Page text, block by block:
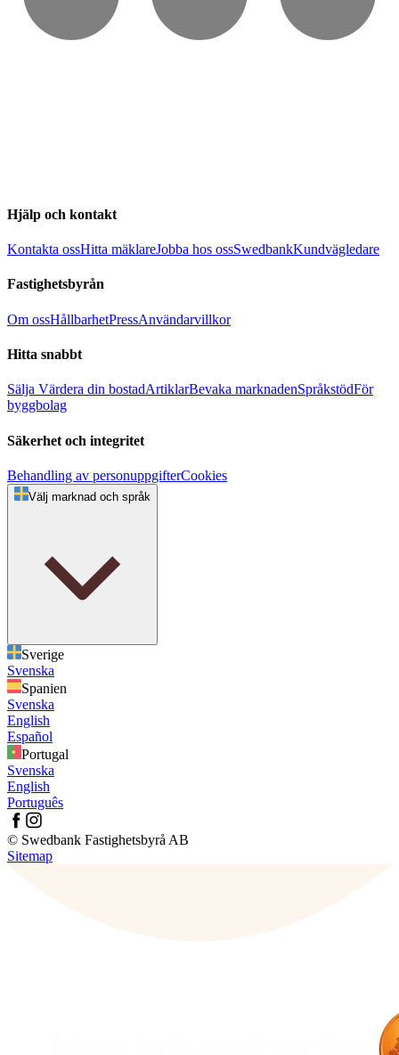
Hjälp och kontakt
Kontakta ossHitta mäklareJobba hos ossSwedbankKundvägledare
Fastighetsbyrån
Om ossHållbarhetPressAnvändarvillkor
Hitta snabbt
Sälja Värdera din bostadArtiklarBevaka marknadenSpråkstödFör
byggbolag
Säkerhet och integritet
Behandling av personuppgifterCookies
Välj marknad och språk
Sverige
Svenska
Spanien
Svenska
English
Español
Portugal
Svenska
English
Português
© Swedbank Fastighetsbyrå AB
Sitemap